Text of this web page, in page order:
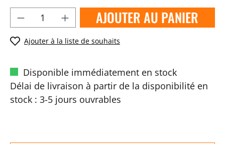
AJOUTER AU PANIER
Ajouter à la liste de souhaits
Disponible immédiatement en stock
Délai de livraison à partir de la disponibilité en
stock : 3-5 jours ouvrables